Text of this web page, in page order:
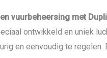
vuurbeheersing met
ontwikkeld en uniek
en eenvoudig te